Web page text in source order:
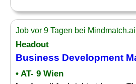
Job vor 9 Tagen bei
Headout
Business Development
• AT- 9 Wien